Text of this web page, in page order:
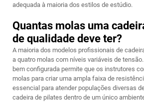
adequada à maioria dos estilos de estúdio.
Quantas molas uma
de qualidade deve ter?
A maioria dos modelos profissionais de
a quatro molas com níveis variáveis de
bem configurada permite que os instrutores
molas para criar uma ampla faixa de
essencial para atender populações diversas
cadeira de pilates dentro de um único